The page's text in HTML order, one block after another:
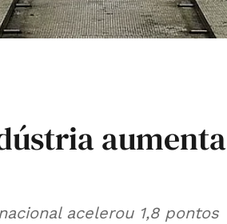
aumenta
acelerou 1,8 pontos